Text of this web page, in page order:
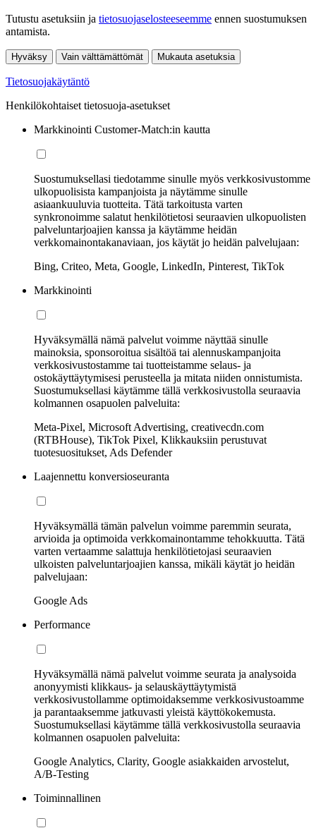
Tutustu asetuksiin ja tietosuojaselosteeseemme ennen suostumuksen
antamista.
Hyväksy Vain välttämättömät Mukauta asetuksia
Tietosuojakäytäntö
Henkilökohtaiset tietosuoja-asetukset
Markkinointi Customer-Match:in kautta
Suostumuksellasi tiedotamme sinulle myös verkkosivustomme
ulkopuolisista kampanjoista ja näytämme sinulle
asiaankuuluvia tuotteita. Tätä tarkoitusta varten
synkronoimme salatut henkilötietosi seuraavien ulkopuolisten
palveluntarjoajien kanssa ja käytämme heidän
verkkomainontakanaviaan, jos käytät jo heidän palvelujaan:
Bing, Criteo, Meta, Google, LinkedIn, Pinterest, TikTok
Markkinointi
Hyväksymällä nämä palvelut voimme näyttää sinulle
mainoksia, sponsoroitua sisältöä tai alennuskampanjoita
verkkosivustostamme tai tuotteistamme selaus- ja
ostokäyttäytymisesi perusteella ja mitata niiden onnistumista.
Suostumuksellasi käytämme tällä verkkosivustolla seuraavia
kolmannen osapuolen palveluita:
Meta-Pixel, Microsoft Advertising, creativecdn.com
(RTBHouse), TikTok Pixel, Klikkauksiin perustuvat
tuotesuositukset, Ads Defender
Laajennettu konversioseuranta
Hyväksymällä tämän palvelun voimme paremmin seurata,
arvioida ja optimoida verkkomainontamme tehokkuutta. Tätä
varten vertaamme salattuja henkilötietojasi seuraavien
ulkoisten palveluntarjoajien kanssa, mikäli käytät jo heidän
palvelujaan:
Google Ads
Performance
Hyväksymällä nämä palvelut voimme seurata ja analysoida
anonyymisti klikkaus- ja selauskäyttäytymistä
verkkosivustollamme optimoidaksemme verkkosivustoamme
ja parantaaksemme jatkuvasti yleistä käyttökokemusta.
Suostumuksellasi käytämme tällä verkkosivustolla seuraavia
kolmannen osapuolen palveluita:
Google Analytics, Clarity, Google asiakkaiden arvostelut,
A/B-Testing
Toiminnallinen